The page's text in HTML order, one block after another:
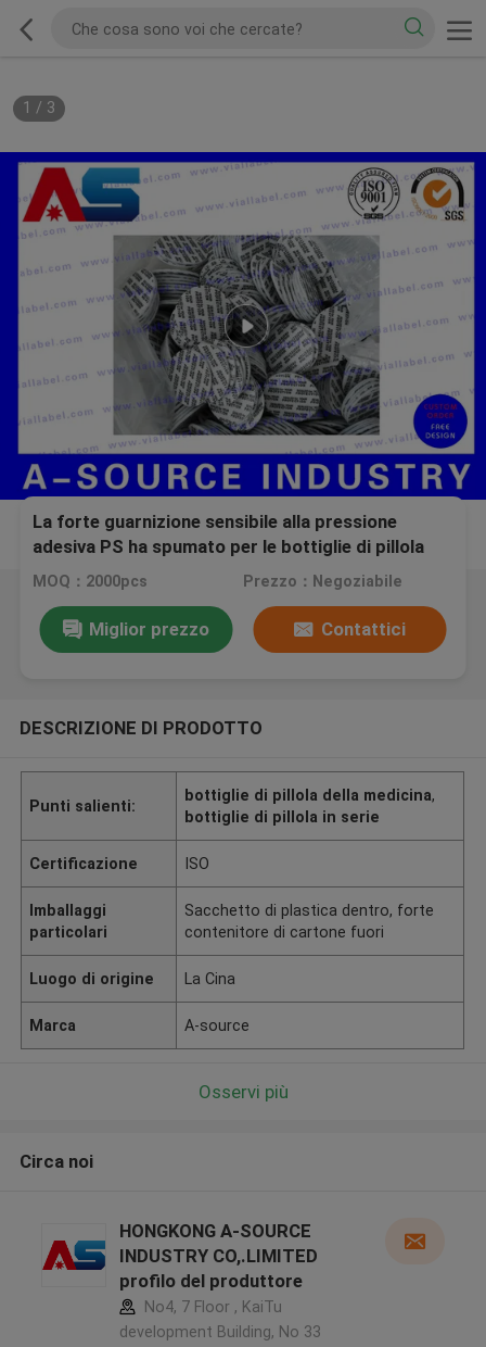
1 / 3
La forte guarnizione sensibile alla pressione
adesiva PS ha spumato per le bottiglie di pillola
della medicina 50mL
MOQ：2000pcs Prezzo：Negoziabile
Miglior prezzo Contattici
DESCRIZIONE DI PRODOTTO
Punti salienti:
bottiglie di pillola della medicina,
bottiglie di pillola in serie
Certificazione ISO
Imballaggi
particolari
Sacchetto di plastica dentro, forte
contenitore di cartone fuori
Luogo di origine La Cina
Marca A-source
Osservi più
Circa noi
HONGKONG A-SOURCE
INDUSTRY CO,.LIMITED
profilo del produttore
No4, 7 Floor , KaiTu
development Building, No 33